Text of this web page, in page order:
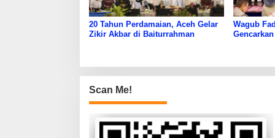
20 Tahun Perdamaian, Aceh Gelar
Zikir Akbar di Baiturrahman
Wagub
Scan Me!